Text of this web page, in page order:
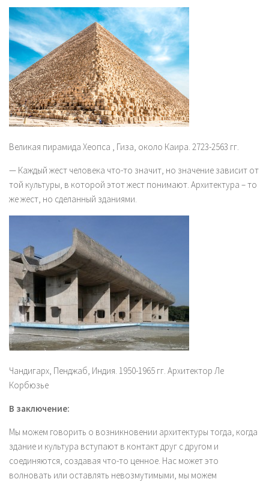
Великая пирамида Хеопса , Гиза, около Каира. 2723-2563 гг.
— Каждый жест человека что-то значит, но значение зависит от
той культуры, в которой этот жест понимают. Архитектура – то
же жест, но сделанный зданиями.
Чандигарх, Пенджаб, Индия. 1950-1965 гг. Архитектор Ле
Корбюзье
В заключение:
Мы можем говорить о возникновении архитектуры тогда, когда
здание и культура вступают в контакт друг с другом и
соединяются, создавая что-то ценное. Нас может это
волновать или оставлять невозмутимыми, мы можем